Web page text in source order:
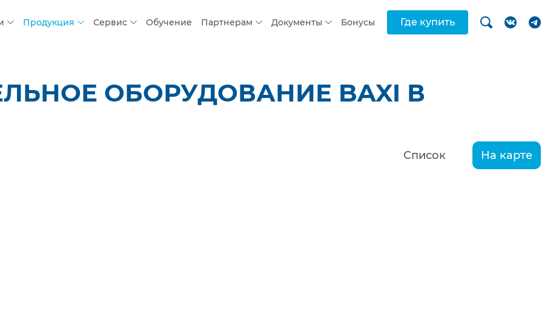
Продукция Сервис Обучение Партнерам Документы Бонусы Где купить
ОБОРУДОВАНИЕ BAXI В
Список На карте